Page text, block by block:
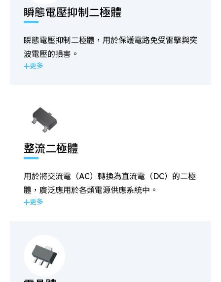
瞬態電壓抑制二極體
瞬態電壓抑制二極體，用於保護電路免受雷擊與突
波電壓的損害。
更多
整流二極體
用於將交流電（AC）轉換為直流電（DC）的二極
體，廣泛應用於各類電源供應系統中。
更多